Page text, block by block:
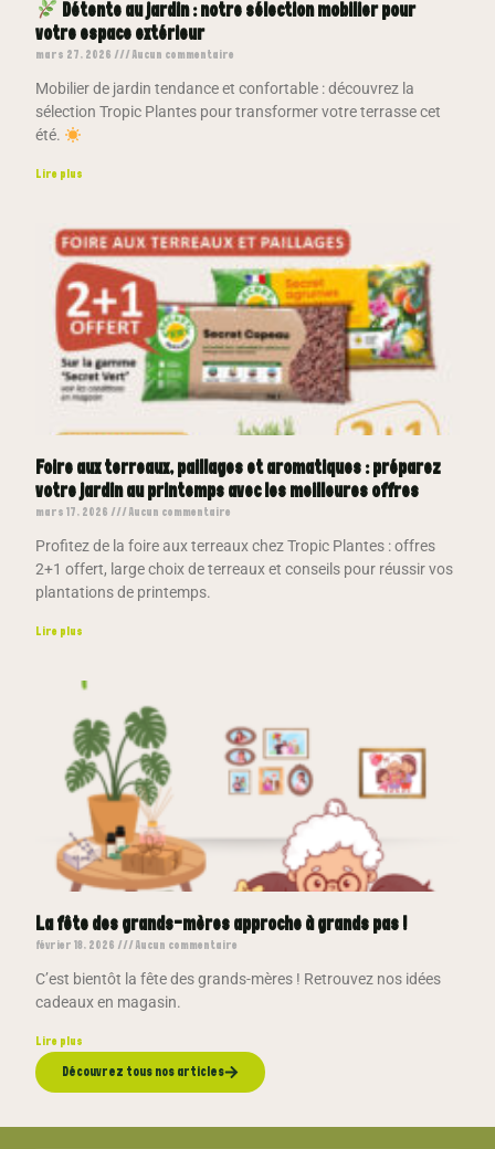
Détente au jardin : notre sélection mobilier pour
votre espace extérieur
mars 27, 2026 Aucun commentaire
Mobilier de jardin tendance et confortable : découvrez la
sélection Tropic Plantes pour transformer votre terrasse cet
été.
Lire plus
Foire aux terreaux, paillages et aromatiques : préparez
votre jardin au printemps avec les meilleures offres
mars 17, 2026 Aucun commentaire
Profitez de la foire aux terreaux chez Tropic Plantes : offres
2+1 offert, large choix de terreaux et conseils pour réussir vos
plantations de printemps.
Lire plus
La fête des grands-mères approche à grands pas !
février 18, 2026 Aucun commentaire
C’est bientôt la fête des grands-mères ! Retrouvez nos idées
cadeaux en magasin.
Lire plus
Découvrez tous nos articles